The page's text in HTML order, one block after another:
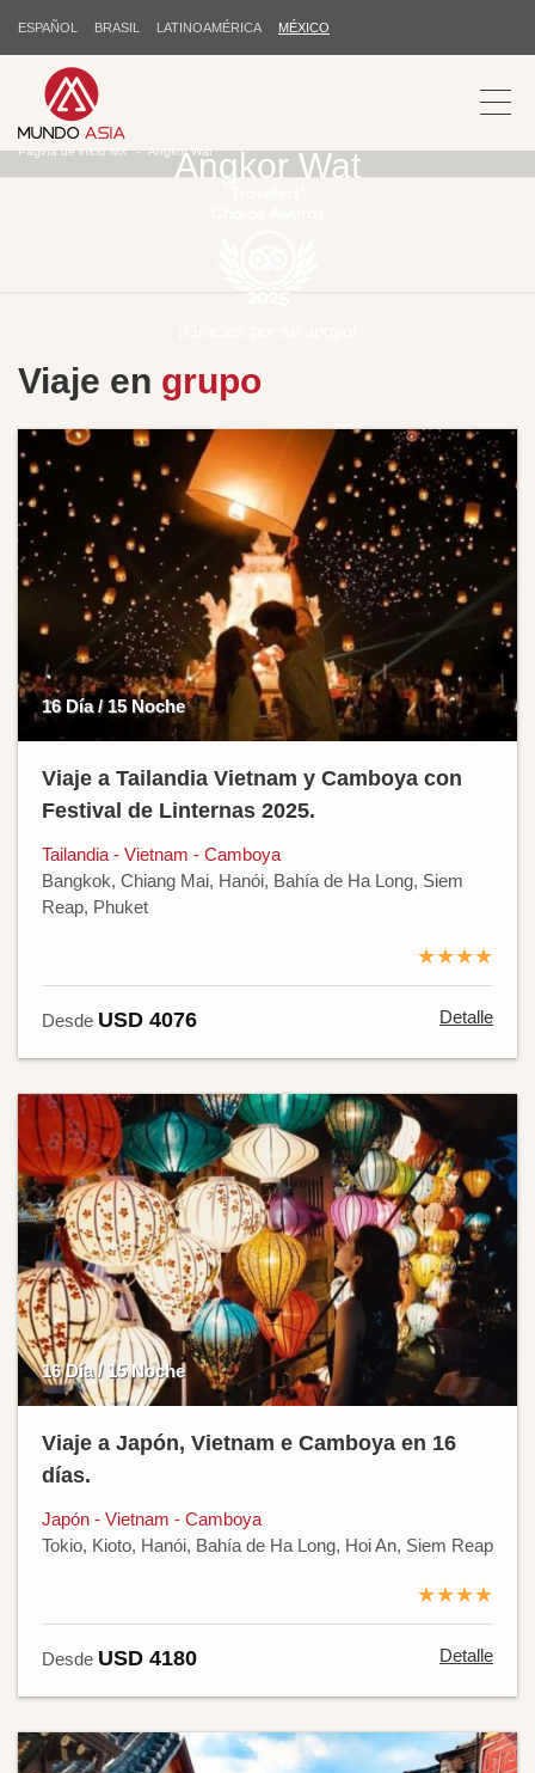
ESPAÑOL BRASIL LATINOAMÉRICA MÉXICO
Angkor Wat
Página de inicio MX Angkor Wat
Viaje en grupo
16 Día / 15 Noche
Viaje a Tailandia Vietnam y Camboya con
Festival de Linternas 2025.
Tailandia - Vietnam - Camboya
Bangkok, Chiang Mai, Hanói, Bahía de Ha Long, Siem
Reap, Phuket
★★★★
Desde USD 4076 Detalle
16 Día / 15 Noche
Viaje a Japón, Vietnam e Camboya en 16
días.
Japón - Vietnam - Camboya
Tokio, Kioto, Hanói, Bahía de Ha Long, Hoi An, Siem Reap
★★★★
Desde USD 4180 Detalle